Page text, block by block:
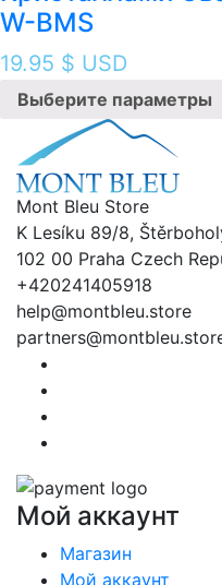
W-BMS
19.95 $ USD
Выберите параметры
Mont Bleu Store
K Lesíku 89/8,
102 00 Praha Czech
+420241405918
help@montbleu.store
Мой аккаунт
Магазин
Мой аккаунт